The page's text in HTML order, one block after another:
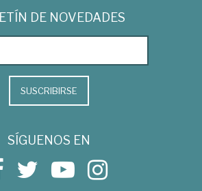
DE NOVEDADES
SUSCRIBIRSE
SÍGUENOS EN